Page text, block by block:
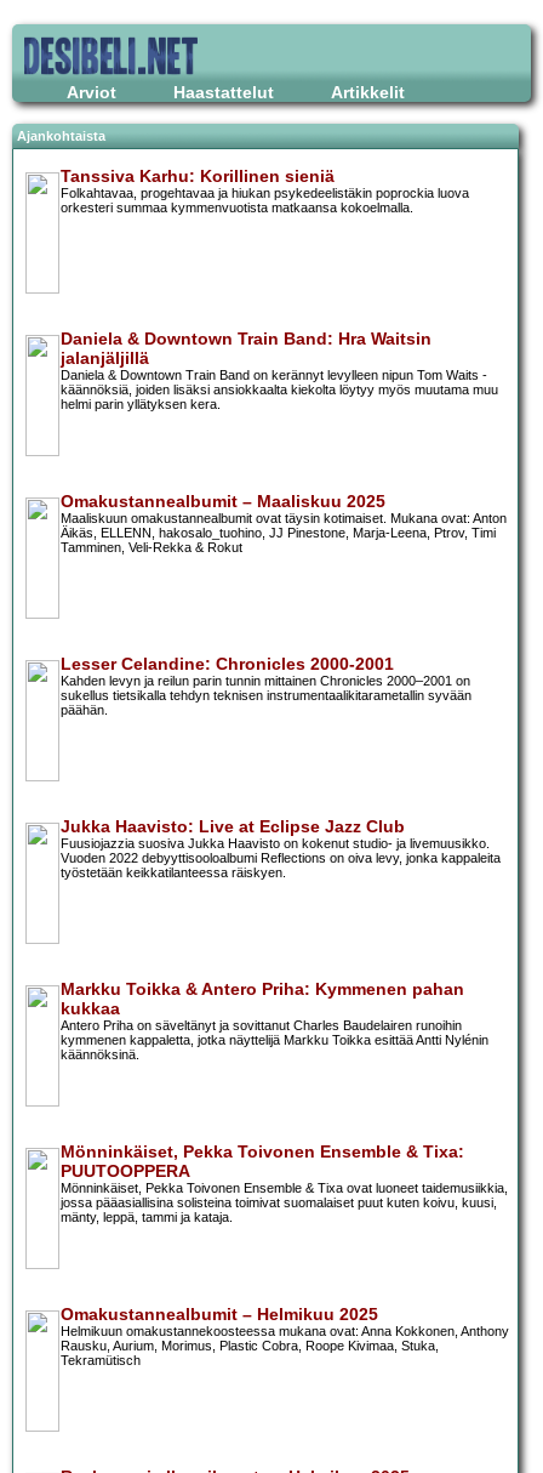
Arviot Haastattelut Artikkelit
Ajankohtaista
Tanssiva Karhu: Korillinen sieniä
Folkahtavaa, progehtavaa ja hiukan psykedeelistäkin poprockia luova
orkesteri summaa kymmenvuotista matkaansa kokoelmalla.
Daniela & Downtown Train Band: Hra Waitsin
jalanjäljillä
Daniela & Downtown Train Band on kerännyt levylleen nipun Tom Waits -
käännöksiä, joiden lisäksi ansiokkaalta kiekolta löytyy myös muutama muu
helmi parin yllätyksen kera.
Omakustannealbumit – Maaliskuu 2025
Maaliskuun omakustannealbumit ovat täysin kotimaiset. Mukana ovat: Anton
Äikäs, ELLENN, hakosalo_tuohino, JJ Pinestone, Marja-Leena, Ptrov, Timi
Tamminen, Veli-Rekka & Rokut
Lesser Celandine: Chronicles 2000-2001
Kahden levyn ja reilun parin tunnin mittainen Chronicles 2000–2001 on
sukellus tietsikalla tehdyn teknisen instrumentaalikitarametallin syvään
päähän.
Jukka Haavisto: Live at Eclipse Jazz Club
Fuusiojazzia suosiva Jukka Haavisto on kokenut studio- ja livemuusikko.
Vuoden 2022 debyyttisooloalbumi Reflections on oiva levy, jonka kappaleita
työstetään keikkatilanteessa räiskyen.
Markku Toikka & Antero Priha: Kymmenen pahan
kukkaa
Antero Priha on säveltänyt ja sovittanut Charles Baudelairen runoihin
kymmenen kappaletta, jotka näyttelijä Markku Toikka esittää Antti Nylénin
käännöksinä.
Mönninkäiset, Pekka Toivonen Ensemble & Tixa:
PUUTOOPPERA
Mönninkäiset, Pekka Toivonen Ensemble & Tixa ovat luoneet taidemusiikkia,
jossa pääasiallisina solisteina toimivat suomalaiset puut kuten koivu, kuusi,
mänty, leppä, tammi ja kataja.
Omakustannealbumit – Helmikuu 2025
Helmikuun omakustannekoosteessa mukana ovat: Anna Kokkonen, Anthony
Rausku, Aurium, Morimus, Plastic Cobra, Roope Kivimaa, Stuka,
Tekramütisch